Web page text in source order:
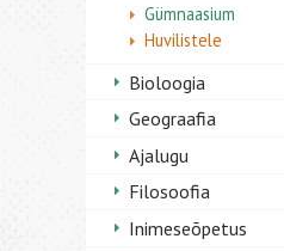
Gümnaasium
Huvilistele
Bioloogia
Geograafia
Ajalugu
Filosoofia
Inimeseõpetus